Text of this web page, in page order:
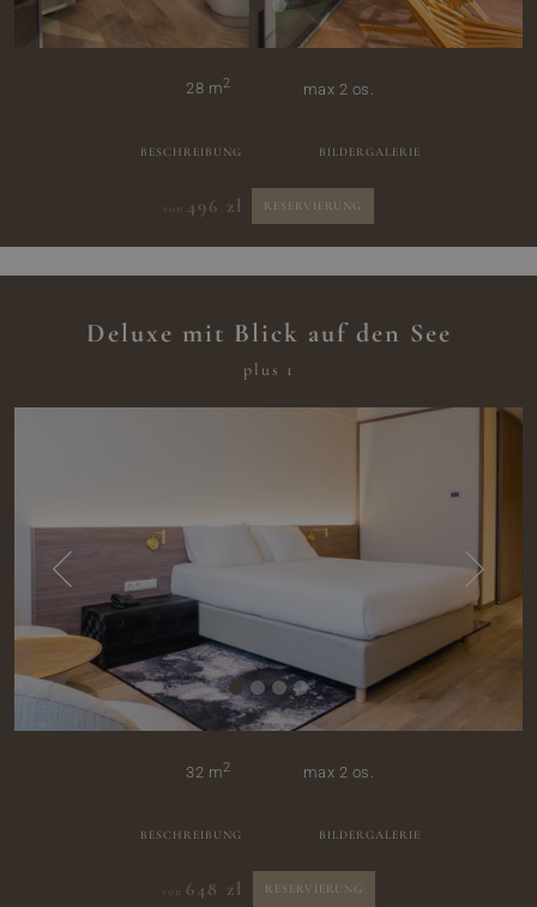
28 m2 max 2 os.
BESCHREIBUNG BILDERGALERIE
von 496 zł RESERVIERUNG
Deluxe mit Blick auf den See
plus 1
32 m2 max 2 os.
BESCHREIBUNG BILDERGALERIE
von 648 zł RESERVIERUNG